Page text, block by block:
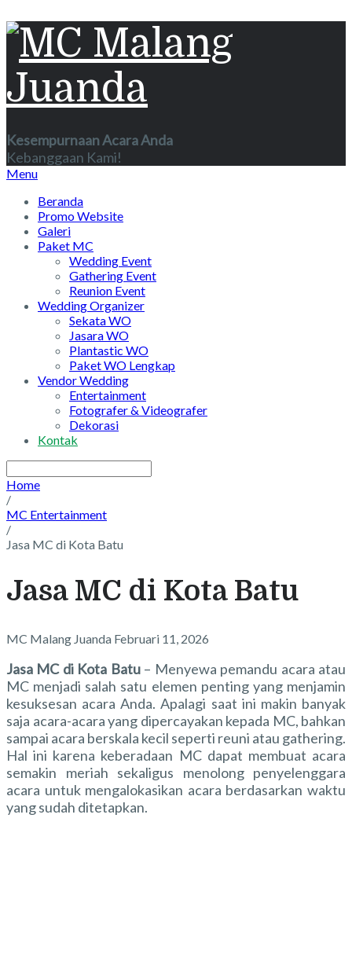
Kesempurnaan Acara Anda
Kebanggaan Kami!
Menu
Beranda
Promo Website
Galeri
Paket MC
Wedding Event
Gathering Event
Reunion Event
Wedding Organizer
Sekata WO
Jasara WO
Plantastic WO
Paket WO Lengkap
Vendor Wedding
Entertainment
Fotografer & Videografer
Dekorasi
Kontak
Home
/
MC Entertainment
/
Jasa MC di Kota Batu
Jasa MC di Kota Batu
MC Malang Juanda Februari 11, 2026
Jasa MC di Kota Batu– Menyewa pemandu acara atau
MC menjadi salah satu elemen penting yang menjamin
kesuksesan acara Anda. Apalagi saat ini makin banyak
saja acara-acara yang dipercayakan kepada MC, bahkan
sampai acara berskala kecil seperti reuni atau gathering.
Hal ini karena keberadaan MC dapat membuat acara
semakin meriah sekaligus menolong penyelenggara
acara untuk mengalokasikan acara berdasarkan waktu
yang sudah ditetapkan.